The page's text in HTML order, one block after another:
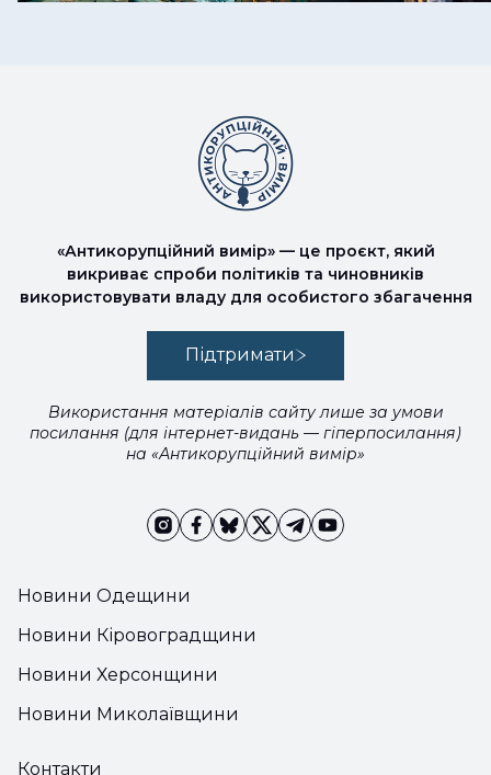
Новини Одещини
Новини Кіровоградщини
Новини Херсонщини
Новини Миколаївщини
«Антикорупційний вимір» — це проєкт, який
викриває спроби політиків та чиновників
використовувати владу для особистого збагачення
Підтримати
Використання матеріалів сайту лише за умови
посилання (для інтернет-видань — гіперпосилання)
на «Антикорупційний вимір»
Контакти